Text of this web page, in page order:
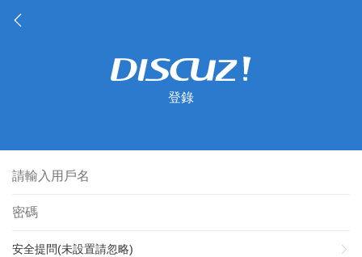
登錄
安全提問(未設置請忽略)